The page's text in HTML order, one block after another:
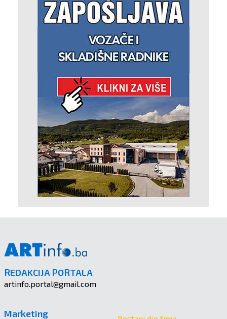
REDAKCIJA PORTALA
artinfo.portal@gmail.com
Marketing